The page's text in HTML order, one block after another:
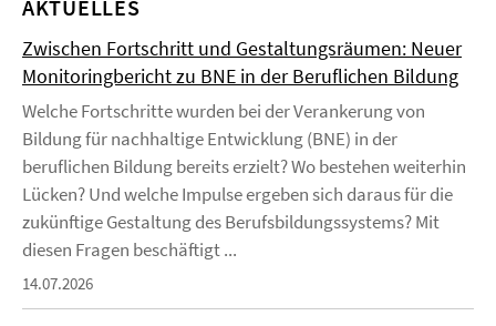
AKTUELLES
Zwischen Fortschritt und Gestaltungsräumen: Neuer
Monitoringbericht zu BNE in der Beruflichen Bildung
Welche Fortschritte wurden bei der Verankerung von
Bildung für nachhaltige Entwicklung (BNE) in der
beruflichen Bildung bereits erzielt? Wo bestehen weiterhin
Lücken? Und welche Impulse ergeben sich daraus für die
zukünftige Gestaltung des Berufsbildungssystems? Mit
diesen Fragen beschäftigt ...
14.07.2026